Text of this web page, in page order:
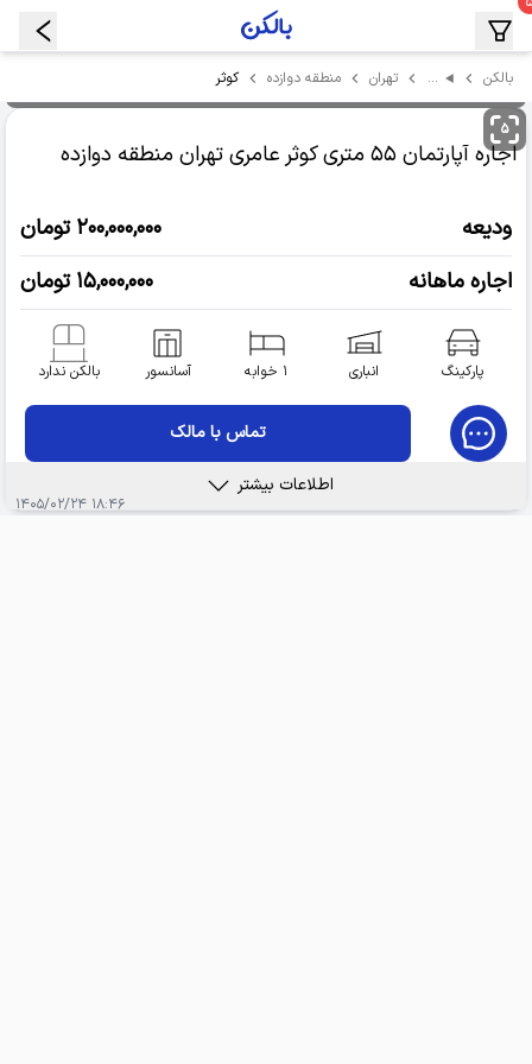
بالکن … تهران منطقه دوازده کوثر
۵
اجاره آپارتمان ۵۵ متری کوثر عامری تهران منطقه دوازده
ودیعه
۲۰۰,۰۰۰,۰۰۰ تومان
اجاره ماهانه
۱۵,۰۰۰,۰۰۰ تومان
پارکینگ انباری ۱ خوابه آسانسور بالکن ندارد
تماس با مالک
اطلاعات بیشتر
۱۸:۴۶ ۱۴۰۵/۰۲/۲۴